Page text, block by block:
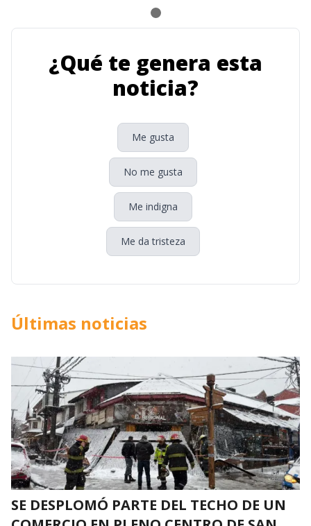
¿Qué te genera esta
noticia?
Me gusta
No me gusta
Me indigna
Me da tristeza
Últimas noticias
SE DESPLOMÓ PARTE DEL TECHO DE UN